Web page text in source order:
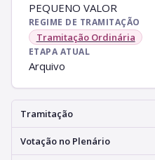
PEQUENO VALOR
REGIME DE TRAMITAÇÃO
Tramitação Ordinária
ETAPA ATUAL
Arquivo
Tramitação
Votação no Plenário